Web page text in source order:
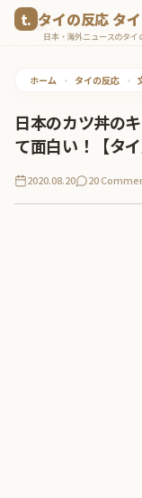
タイの反応 タ
日本・海外ニュースのタイ
ホーム • タイの反応 •
日本のカツ丼の
て面白い！【タイ
2020.08.20 20